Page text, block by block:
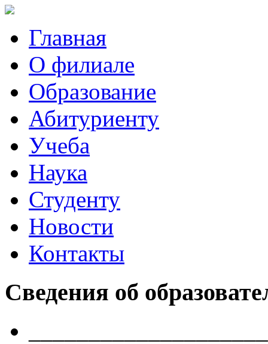
Главная
О филиале
Образование
Абитуриенту
Учеба
Наука
Студенту
Новости
Контакты
Сведения об